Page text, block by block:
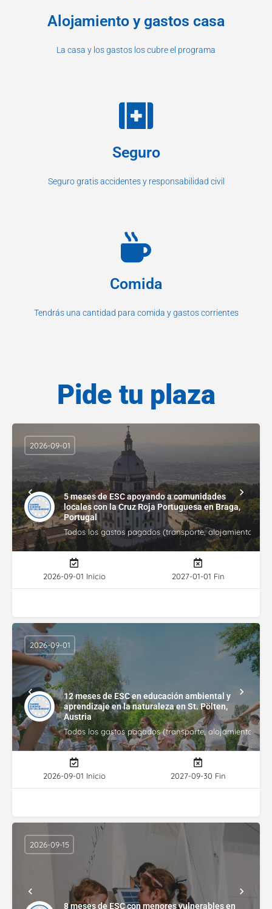
Alojamiento y gastos casa
La casa y los gastos los cubre el programa
Seguro
Seguro gratis accidentes y responsabilidad civil
Comida
Tendrás una cantidad para comida y gastos corrientes
Pide tu plaza
5 meses de ESC apoyando a comunidades
locales con la Cruz Roja Portuguesa en Braga,
Portugal
Todos los gastos pagados (transporte, alojamiento,
2026-09-01
2026-09-01 Inicio 2027-01-01 Fin
12 meses de ESC en educación ambiental y
aprendizaje en la naturaleza en St. Pölten,
Austria
Todos los gastos pagados (transporte, alojamiento,
2026-09-01
2026-09-01 Inicio 2027-09-30 Fin
8 meses de ESC con menores vulnerables en
2026-09-15